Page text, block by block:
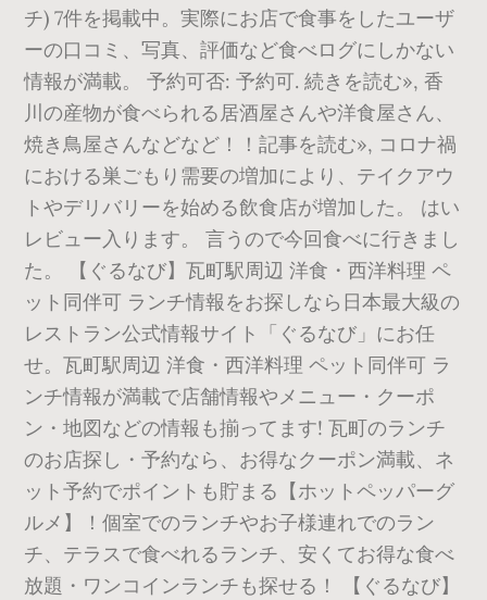
チ) 7件を掲載中。実際にお店で食事をしたユーザ
ーの口コミ、写真、評価など食べログにしかない
情報が満載。 予約可否: 予約可. 続きを読む», 香
川の産物が食べられる居酒屋さんや洋食屋さん、
焼き鳥屋さんなどなど！！記事を読む», コロナ禍
における巣ごもり需要の増加により、テイクアウ
トやデリバリーを始める飲食店が増加した。 はい
レビュー入ります。 言うので今回食べに行きまし
た。 【ぐるなび】瓦町駅周辺 洋食・西洋料理 ペ
ット同伴可 ランチ情報をお探しなら日本最大級の
レストラン公式情報サイト「ぐるなび」にお任
せ。瓦町駅周辺 洋食・西洋料理 ペット同伴可 ラ
ンチ情報が満載で店舗情報やメニュー・クーポ
ン・地図などの情報も揃ってます! 瓦町のランチ
のお店探し・予約なら、お得なクーポン満載、ネ
ット予約でポイントも貯まる【ホットペッパーグ
ルメ】！個室でのランチやお子様連れでのラン
チ、テラスで食べれるランチ、安くてお得な食べ
放題・ワンコインランチも探せる！ 【ぐるなび】